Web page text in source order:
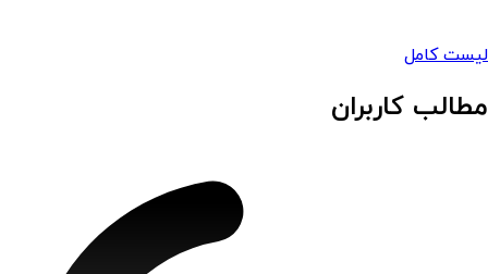
لیست کامل
مطالب کاربران